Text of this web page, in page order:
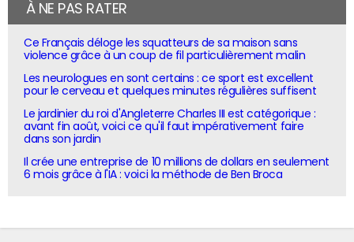
À NE PAS RATER
Ce Français déloge les squatteurs de sa maison sans
violence grâce à un coup de fil particulièrement malin
Les neurologues en sont certains : ce sport est excellent
pour le cerveau et quelques minutes régulières suffisent
Le jardinier du roi d'Angleterre Charles III est catégorique :
avant fin août, voici ce qu'il faut impérativement faire
dans son jardin
Il crée une entreprise de 10 millions de dollars en seulement
6 mois grâce à l'IA : voici la méthode de Ben Broca